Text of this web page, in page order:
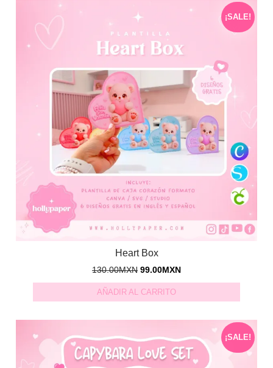
¡SALE!
Heart Box
130.00MXN 99.00MXN
AÑADIR AL CARRITO
¡SALE!